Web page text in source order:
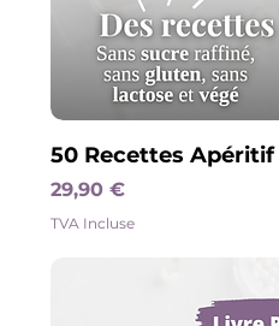
50 Recettes Apéritif
Prix
29,90 €
TVA Incluse